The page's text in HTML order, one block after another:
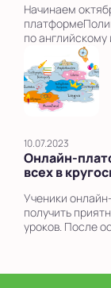
Начинаем
по английскому
10.07.2023
Онлайн-
всех в
Ученики
получить
уроков. После